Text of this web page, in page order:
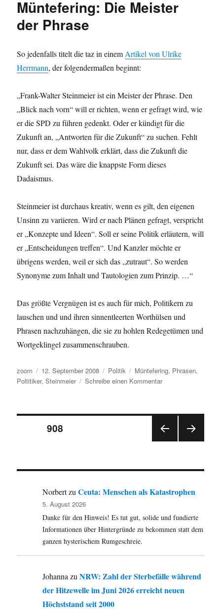
Müntefering: Die Meister
der Phrase
So jedenfalls titelt die taz in einemArtikel von Ulrike
Herrmann, der folgendermaßen beginnt:
„Frank-Walter Steinmeier ist ein Meister der Phrase. Den
„Blick nach vorn“ will er richten, wenn er gefragt wird, wie
er die SPD zu führen gedenkt. Oder er kündigt für die
Zukunft an, „Antworten für die Zukunft“ zu suchen. Fehlt
nur, dass er dem Wahlvolk erklärt, dass die Zukunft die
Zukunft sei. Das wäre die knappste Form dieses
Dadaismus.
Steinmeier ist durchaus kreativ, wenn es gilt, den eigenen
Unsinn zu variieren. Wird er nach Plänen gefragt, verspricht
er „Konzepte und Ideen“. Soll er seine Politik erläutern, will
er „Entscheidungen treffen“. Und Kanzler möchte er
übrigens werden, weil er sich das „zutraut“. So werden
Synonyme zum Inhalt und Tautologien zum Prinzip. …“
Das größte Vergnügen ist es auch für mich, Politikern zu
lauschen und und ihren sinnentleerten Worthülsen und
Phrasen nachzuhängen, die sie zu hohlen Redegetümen und
Wortgeklingel zusammenschrauben.
Autor
zoom
Veröffentlicht
am
12. September 2008 Kategorien
Politik Schlagwörter
Müntefering, Phrasen,
Poltitiker,Steinmeier Schreibe einen Kommentarzu
Müntefering:
Meister
der
Seitennummerierung
Beiträge
SEIT
SEITE908
E
NorbertzuCeuta: Menschen als Katastrophen
5. August 2026
Danke für den Hinweis! Es tut gut, solide und fundierte
Informationen über Hintergründe zu bekommen statt dem
ganzen hysterischem Rumgeschreie.
JohannazuNRW: Zahl der Sterbefälle während
der Hitzewelle im Juni 2026 erreicht neuen
Höchststand seit 2000